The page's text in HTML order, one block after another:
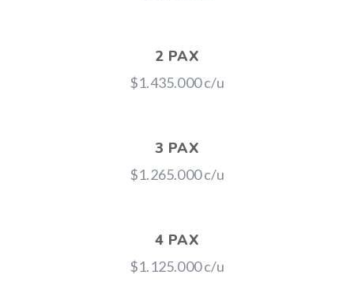
2 PAX
$1.435.000 c/u
3 PAX
$1.265.000 c/u
4 PAX
$1.125.000 c/u